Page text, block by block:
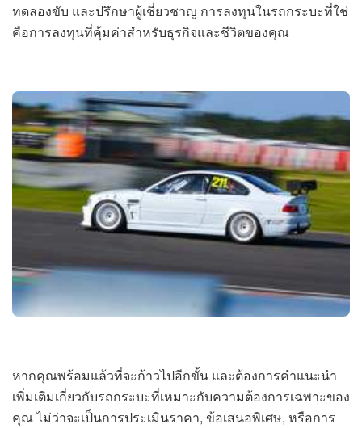
ทดลองขับ และปรึกษาผู้เชี่ยวชาญ การลงทุนในรถกระบะที่ใช่
คือการลงทุนที่คุ้มค่าสำหรับธุรกิจและชีวิตของคุณ
หากคุณพร้อมแล้วที่จะก้าวไปอีกขั้น และต้องการคำแนะนำ
เพิ่มเติมเกี่ยวกับรถกระบะที่เหมาะกับความต้องการเฉพาะของ
คุณ ไม่ว่าจะเป็นการประเมินราคา, ข้อเสนอพิเศษ, หรือการ